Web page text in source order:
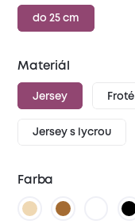
do 25 cm
Materiál
Jersey Froté
Jersey s lycrou
Farba